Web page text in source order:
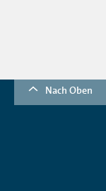
Nach Oben